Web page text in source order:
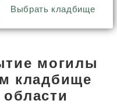
и цены
могилы
кладбище
Выбрать кладбище